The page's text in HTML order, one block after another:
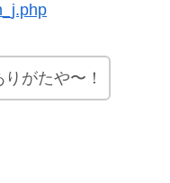
がたや〜！